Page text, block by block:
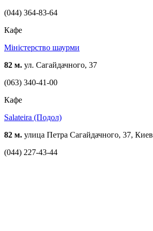
(044) 364-83-64
Кафе
Міністерство шаурми
82 м. ул. Сагайдачного, 37
(063) 340-41-00
Кафе
Salateira (Подол)
82 м. улица Петра Сагайдачного, 37, Киев
(044) 227-43-44